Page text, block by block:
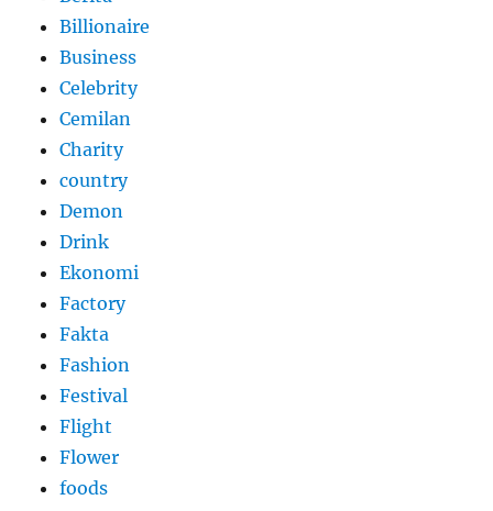
Billionaire
Business
Celebrity
Cemilan
Charity
country
Demon
Drink
Ekonomi
Factory
Fakta
Fashion
Festival
Flight
Flower
foods